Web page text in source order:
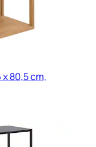
80,5 cm,